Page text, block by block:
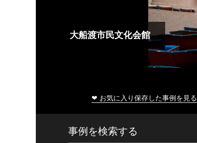
大船渡市民文化会館
❤ お気に入り保存した事例を見る
事例を検索する